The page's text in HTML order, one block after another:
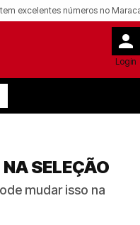
excelentes números no
Login
SELEÇÃO
mudar isso na